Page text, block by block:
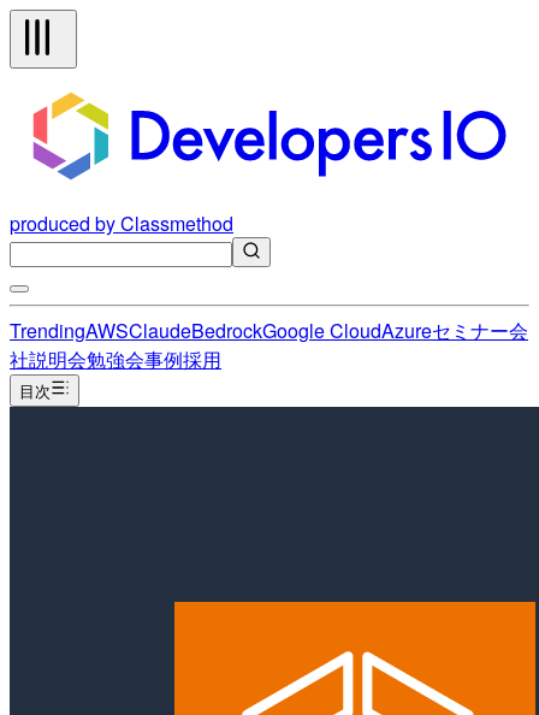
produced by Classmethod
TrendingAWSClaudeBedrockGoogle CloudAzureセミナー会
社説明会勉強会事例採用
目次